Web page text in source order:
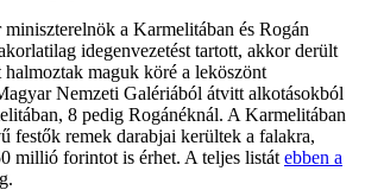
a Karmelitában és Rogán
idegenvezetést tartott, akkor derült
maguk köré a leköszönt
Nemzeti Galériából átvitt alkotásokból
8 pedig Rogánéknál. A Karmelitában
festők remek darabjai kerültek a falakra,
millió forintot is érhet. A teljes listát ebben a